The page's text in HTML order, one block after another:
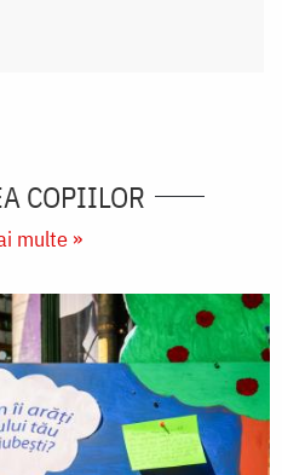
COPIILOR
multe »